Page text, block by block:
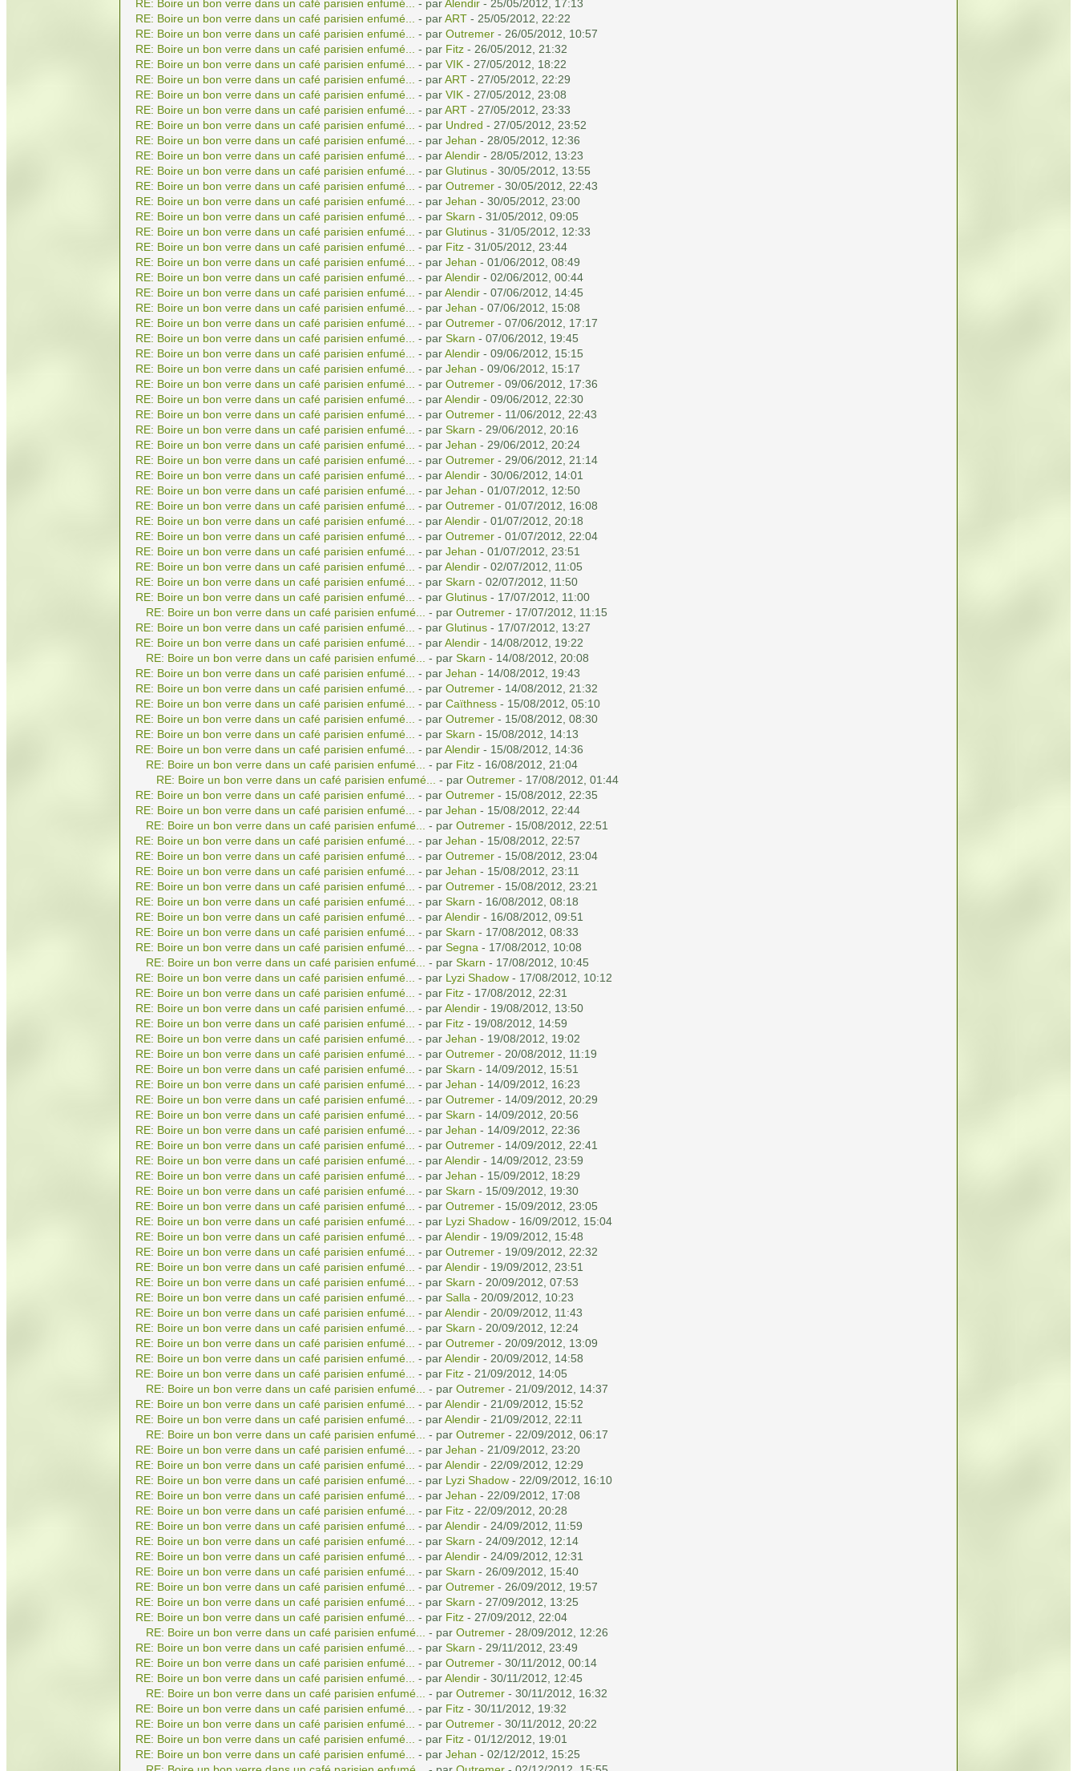
RE: Boire un bon verre dans un café parisien enfumé...
- parAlendir- 25/05/2012, 17:13
RE: Boire un bon verre dans un café parisien enfumé...
- parART- 25/05/2012, 22:22
RE: Boire un bon verre dans un café parisien enfumé...
- par Outremer- 26/05/2012, 10:57
RE: Boire un bon verre dans un café parisien enfumé...
- par Fitz- 26/05/2012, 21:32
RE: Boire un bon verre dans un café parisien enfumé...
- par VIK- 27/05/2012, 18:22
RE: Boire un bon verre dans un café parisien enfumé...
- parART- 27/05/2012, 22:29
RE: Boire un bon verre dans un café parisien enfumé...
- par VIK- 27/05/2012, 23:08
RE: Boire un bon verre dans un café parisien enfumé...
- parART- 27/05/2012, 23:33
RE: Boire un bon verre dans un café parisien enfumé...
- par Undred - 27/05/2012, 23:52
RE: Boire un bon verre dans un café parisien enfumé...
- par Jehan - 28/05/2012, 12:36
RE: Boire un bon verre dans un café parisien enfumé...
- parAlendir- 28/05/2012, 13:23
RE: Boire un bon verre dans un café parisien enfumé...
- par Glutinus- 30/05/2012, 13:55
RE: Boire un bon verre dans un café parisien enfumé...
- par Outremer- 30/05/2012, 22:43
RE: Boire un bon verre dans un café parisien enfumé...
- par Jehan - 30/05/2012, 23:00
RE: Boire un bon verre dans un café parisien enfumé...
- par Skarn - 31/05/2012, 09:05
RE: Boire un bon verre dans un café parisien enfumé...
- par Glutinus- 31/05/2012, 12:33
RE: Boire un bon verre dans un café parisien enfumé...
- par Fitz- 31/05/2012, 23:44
RE: Boire un bon verre dans un café parisien enfumé...
- par Jehan - 01/06/2012, 08:49
RE: Boire un bon verre dans un café parisien enfumé...
- parAlendir- 02/06/2012, 00:44
RE: Boire un bon verre dans un café parisien enfumé...
- parAlendir- 07/06/2012, 14:45
RE: Boire un bon verre dans un café parisien enfumé...
- par Jehan - 07/06/2012, 15:08
RE: Boire un bon verre dans un café parisien enfumé...
- par Outremer- 07/06/2012, 17:17
RE: Boire un bon verre dans un café parisien enfumé...
- par Skarn - 07/06/2012, 19:45
RE: Boire un bon verre dans un café parisien enfumé...
- parAlendir- 09/06/2012, 15:15
RE: Boire un bon verre dans un café parisien enfumé...
- par Jehan - 09/06/2012, 15:17
RE: Boire un bon verre dans un café parisien enfumé...
- par Outremer- 09/06/2012, 17:36
RE: Boire un bon verre dans un café parisien enfumé...
- parAlendir- 09/06/2012, 22:30
RE: Boire un bon verre dans un café parisien enfumé...
- par Outremer- 11/06/2012, 22:43
RE: Boire un bon verre dans un café parisien enfumé...
- par Skarn - 29/06/2012, 20:16
RE: Boire un bon verre dans un café parisien enfumé...
- par Jehan - 29/06/2012, 20:24
RE: Boire un bon verre dans un café parisien enfumé...
- par Outremer- 29/06/2012, 21:14
RE: Boire un bon verre dans un café parisien enfumé...
- parAlendir- 30/06/2012, 14:01
RE: Boire un bon verre dans un café parisien enfumé...
- par Jehan - 01/07/2012, 12:50
RE: Boire un bon verre dans un café parisien enfumé...
- par Outremer- 01/07/2012, 16:08
RE: Boire un bon verre dans un café parisien enfumé...
- parAlendir- 01/07/2012, 20:18
RE: Boire un bon verre dans un café parisien enfumé...
- par Outremer- 01/07/2012, 22:04
RE: Boire un bon verre dans un café parisien enfumé...
- par Jehan - 01/07/2012, 23:51
RE: Boire un bon verre dans un café parisien enfumé...
- parAlendir- 02/07/2012, 11:05
RE: Boire un bon verre dans un café parisien enfumé...
- par Skarn - 02/07/2012, 11:50
RE: Boire un bon verre dans un café parisien enfumé...
- par Glutinus- 17/07/2012, 11:00
RE: Boire un bon verre dans un café parisien enfumé...
- par Outremer- 17/07/2012, 11:15
RE: Boire un bon verre dans un café parisien enfumé...
- par Glutinus- 17/07/2012, 13:27
RE: Boire un bon verre dans un café parisien enfumé...
- parAlendir- 14/08/2012, 19:22
RE: Boire un bon verre dans un café parisien enfumé...
- par Skarn - 14/08/2012, 20:08
RE: Boire un bon verre dans un café parisien enfumé...
- par Jehan - 14/08/2012, 19:43
RE: Boire un bon verre dans un café parisien enfumé...
- par Outremer- 14/08/2012, 21:32
RE: Boire un bon verre dans un café parisien enfumé...
- par Caïthness- 15/08/2012, 05:10
RE: Boire un bon verre dans un café parisien enfumé...
- par Outremer- 15/08/2012, 08:30
RE: Boire un bon verre dans un café parisien enfumé...
- par Skarn - 15/08/2012, 14:13
RE: Boire un bon verre dans un café parisien enfumé...
- parAlendir- 15/08/2012, 14:36
RE: Boire un bon verre dans un café parisien enfumé...
- par Fitz- 16/08/2012, 21:04
RE: Boire un bon verre dans un café parisien enfumé...
- par Outremer- 17/08/2012, 01:44
RE: Boire un bon verre dans un café parisien enfumé...
- par Outremer- 15/08/2012, 22:35
RE: Boire un bon verre dans un café parisien enfumé...
- par Jehan - 15/08/2012, 22:44
RE: Boire un bon verre dans un café parisien enfumé...
- par Outremer- 15/08/2012, 22:51
RE: Boire un bon verre dans un café parisien enfumé...
- par Jehan - 15/08/2012, 22:57
RE: Boire un bon verre dans un café parisien enfumé...
- par Outremer- 15/08/2012, 23:04
RE: Boire un bon verre dans un café parisien enfumé...
- par Jehan - 15/08/2012, 23:11
RE: Boire un bon verre dans un café parisien enfumé...
- par Outremer- 15/08/2012, 23:21
RE: Boire un bon verre dans un café parisien enfumé...
- par Skarn - 16/08/2012, 08:18
RE: Boire un bon verre dans un café parisien enfumé...
- parAlendir- 16/08/2012, 09:51
RE: Boire un bon verre dans un café parisien enfumé...
- par Skarn - 17/08/2012, 08:33
RE: Boire un bon verre dans un café parisien enfumé...
- par Segna - 17/08/2012, 10:08
RE: Boire un bon verre dans un café parisien enfumé...
- par Skarn - 17/08/2012, 10:45
RE: Boire un bon verre dans un café parisien enfumé...
- par Lyzi Shadow- 17/08/2012, 10:12
RE: Boire un bon verre dans un café parisien enfumé...
- par Fitz- 17/08/2012, 22:31
RE: Boire un bon verre dans un café parisien enfumé...
- parAlendir- 19/08/2012, 13:50
RE: Boire un bon verre dans un café parisien enfumé...
- par Fitz- 19/08/2012, 14:59
RE: Boire un bon verre dans un café parisien enfumé...
- par Jehan - 19/08/2012, 19:02
RE: Boire un bon verre dans un café parisien enfumé...
- par Outremer- 20/08/2012, 11:19
RE: Boire un bon verre dans un café parisien enfumé...
- par Skarn - 14/09/2012, 15:51
RE: Boire un bon verre dans un café parisien enfumé...
- par Jehan - 14/09/2012, 16:23
RE: Boire un bon verre dans un café parisien enfumé...
- par Outremer- 14/09/2012, 20:29
RE: Boire un bon verre dans un café parisien enfumé...
- par Skarn - 14/09/2012, 20:56
RE: Boire un bon verre dans un café parisien enfumé...
- par Jehan - 14/09/2012, 22:36
RE: Boire un bon verre dans un café parisien enfumé...
- par Outremer- 14/09/2012, 22:41
RE: Boire un bon verre dans un café parisien enfumé...
- parAlendir- 14/09/2012, 23:59
RE: Boire un bon verre dans un café parisien enfumé...
- par Jehan - 15/09/2012, 18:29
RE: Boire un bon verre dans un café parisien enfumé...
- par Skarn - 15/09/2012, 19:30
RE: Boire un bon verre dans un café parisien enfumé...
- par Outremer- 15/09/2012, 23:05
RE: Boire un bon verre dans un café parisien enfumé...
- par Lyzi Shadow- 16/09/2012, 15:04
RE: Boire un bon verre dans un café parisien enfumé...
- parAlendir- 19/09/2012, 15:48
RE: Boire un bon verre dans un café parisien enfumé...
- par Outremer- 19/09/2012, 22:32
RE: Boire un bon verre dans un café parisien enfumé...
- parAlendir- 19/09/2012, 23:51
RE: Boire un bon verre dans un café parisien enfumé...
- par Skarn - 20/09/2012, 07:53
RE: Boire un bon verre dans un café parisien enfumé...
- par Salla - 20/09/2012, 10:23
RE: Boire un bon verre dans un café parisien enfumé...
- parAlendir- 20/09/2012, 11:43
RE: Boire un bon verre dans un café parisien enfumé...
- par Skarn - 20/09/2012, 12:24
RE: Boire un bon verre dans un café parisien enfumé...
- par Outremer- 20/09/2012, 13:09
RE: Boire un bon verre dans un café parisien enfumé...
- parAlendir- 20/09/2012, 14:58
RE: Boire un bon verre dans un café parisien enfumé...
- par Fitz- 21/09/2012, 14:05
RE: Boire un bon verre dans un café parisien enfumé...
- par Outremer- 21/09/2012, 14:37
RE: Boire un bon verre dans un café parisien enfumé...
- parAlendir- 21/09/2012, 15:52
RE: Boire un bon verre dans un café parisien enfumé...
- parAlendir- 21/09/2012, 22:11
RE: Boire un bon verre dans un café parisien enfumé...
- par Outremer- 22/09/2012, 06:17
RE: Boire un bon verre dans un café parisien enfumé...
- par Jehan - 21/09/2012, 23:20
RE: Boire un bon verre dans un café parisien enfumé...
- parAlendir- 22/09/2012, 12:29
RE: Boire un bon verre dans un café parisien enfumé...
- par Lyzi Shadow- 22/09/2012, 16:10
RE: Boire un bon verre dans un café parisien enfumé...
- par Jehan - 22/09/2012, 17:08
RE: Boire un bon verre dans un café parisien enfumé...
- par Fitz- 22/09/2012, 20:28
RE: Boire un bon verre dans un café parisien enfumé...
- parAlendir- 24/09/2012, 11:59
RE: Boire un bon verre dans un café parisien enfumé...
- par Skarn - 24/09/2012, 12:14
RE: Boire un bon verre dans un café parisien enfumé...
- parAlendir- 24/09/2012, 12:31
RE: Boire un bon verre dans un café parisien enfumé...
- par Skarn - 26/09/2012, 15:40
RE: Boire un bon verre dans un café parisien enfumé...
- par Outremer- 26/09/2012, 19:57
RE: Boire un bon verre dans un café parisien enfumé...
- par Skarn - 27/09/2012, 13:25
RE: Boire un bon verre dans un café parisien enfumé...
- par Fitz- 27/09/2012, 22:04
RE: Boire un bon verre dans un café parisien enfumé...
- par Outremer- 28/09/2012, 12:26
RE: Boire un bon verre dans un café parisien enfumé...
- par Skarn - 29/11/2012, 23:49
RE: Boire un bon verre dans un café parisien enfumé...
- par Outremer- 30/11/2012, 00:14
RE: Boire un bon verre dans un café parisien enfumé...
- parAlendir- 30/11/2012, 12:45
RE: Boire un bon verre dans un café parisien enfumé...
- par Outremer- 30/11/2012, 16:32
RE: Boire un bon verre dans un café parisien enfumé...
- par Fitz- 30/11/2012, 19:32
RE: Boire un bon verre dans un café parisien enfumé...
- par Outremer- 30/11/2012, 20:22
RE: Boire un bon verre dans un café parisien enfumé...
- par Fitz- 01/12/2012, 19:01
RE: Boire un bon verre dans un café parisien enfumé...
- par Jehan - 02/12/2012, 15:25